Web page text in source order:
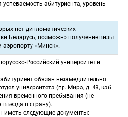
абитуриента, уровень
нет дипломатических
Беларусь, возможно получение визы
«Минск».
Российский университет и
обязан незамедлительно
университета (пр. Мира, д. 43, каб.
временного пребывания (не
въезда в страну).
иметь следующие документы: